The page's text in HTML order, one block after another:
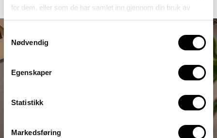
for dem, eller som de har samlet inn gjennom din bruk av
tjenestene deres.
Se gjerne vår
Nødvendig
Egenskaper
Statistikk
Markedsføring